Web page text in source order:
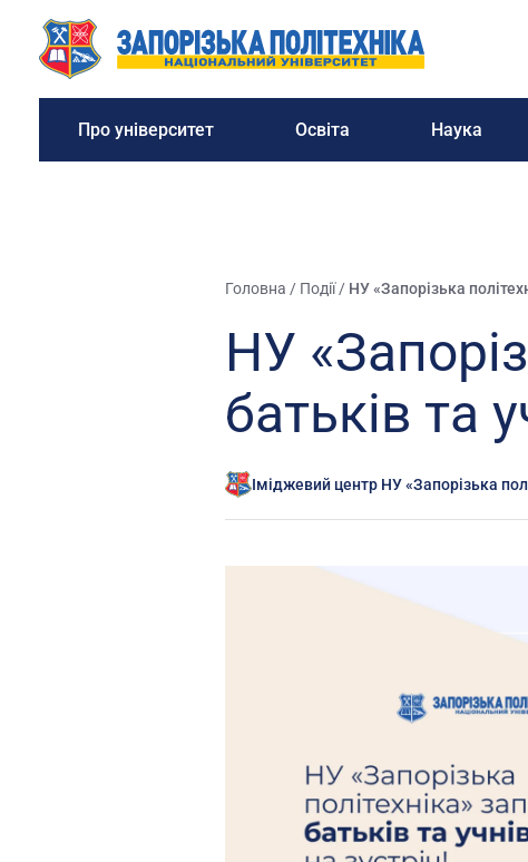
Про університет Освіта Наука
Головна / Події/ НУ «Запорізька
НУ
батьків та
Іміджевий центр НУ «Запорізька